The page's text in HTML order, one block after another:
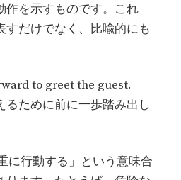
作を示すものです。これ
すだけでなく、比喩的にも
to greet the guest.
るために前に一歩踏み出し
に行動する」という意味合